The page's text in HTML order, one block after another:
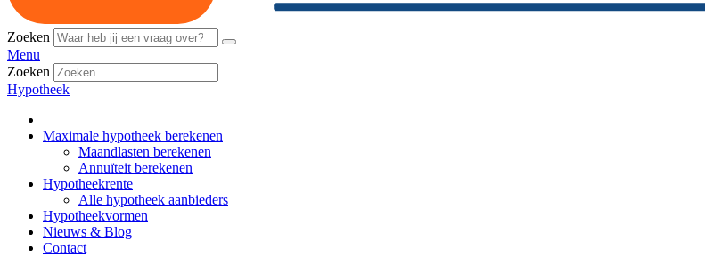
Zoeken
Menu
Zoeken
Hypotheek
Maximale hypotheek berekenen
Maandlasten berekenen
Annuïteit berekenen
Hypotheekrente
Alle hypotheek aanbieders
Hypotheekvormen
Nieuws & Blog
Contact